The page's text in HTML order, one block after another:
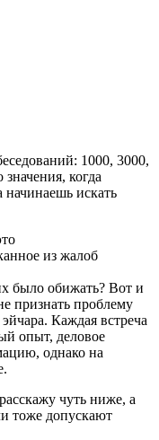
1000, 3000,
когда
искать
из жалоб
было обижать? Вот и
признать проблему
Каждая встреча
опыт, деловое
однако на
чуть ниже, а
тоже допускают